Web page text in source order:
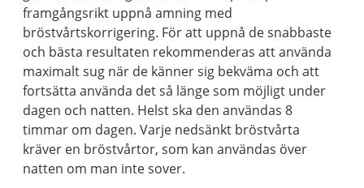
framgångsrikt uppnå amning med
bröstvårtskorrigering. För att uppnå de snabbaste
och bästa resultaten rekommenderas att använda
maximalt sug när de känner sig bekväma och att
fortsätta använda det så länge som möjligt under
dagen och natten. Helst ska den användas 8
timmar om dagen. Varje nedsänkt bröstvårta
kräver en bröstvårtor, som kan användas över
natten om man inte sover.